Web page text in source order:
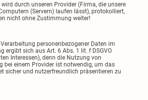
wird durch unseren Provider (Firma, die unsere
(Servern) laufen lässt), protokolliert,
nicht ohne Zustimmung weiter!
personenbezogener Daten im
ergibt sich aus Art. 6 Abs. 1 lit. f DSGVO
Interessen), denn die Nutzung von
bei einem Provider ist notwendig, um das
sicher und nutzerfreundlich präsentieren zu